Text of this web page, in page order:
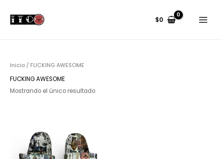
contenido
$0
Menu
Inicio / FUCKING AWESOME
FUCKING AWESOME
Mostrando el único resultado